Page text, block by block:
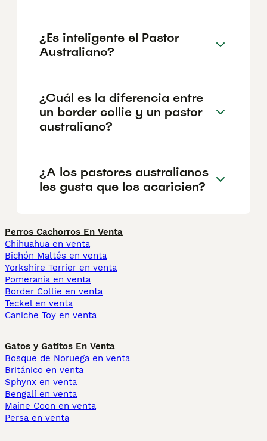
¿Es inteligente el Pastor
Australiano?
¿Cuál es la diferencia entre
un border collie y un pastor
australiano?
¿A los pastores australianos
les gusta que los acaricien?
Perros Cachorros En Venta
Chihuahua en venta
Bichón Maltés en venta
Yorkshire Terrier en venta
Pomerania en venta
Border Collie en venta
Teckel en venta
Caniche Toy en venta
Gatos y Gatitos En Venta
Bosque de Noruega en venta
Británico en venta
Sphynx en venta
Bengalí en venta
Maine Coon en venta
Persa en venta